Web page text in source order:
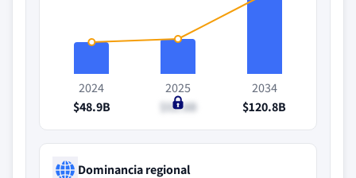
2024
$48.9B
2025
$52.8B
2034
$120.8B
Dominancia regional